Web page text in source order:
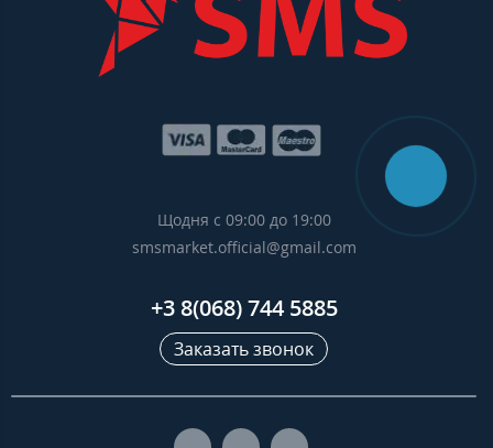
Щодня с 09:00 до 19:00
smsmarket.official@gmail.com
+3 8(068) 744 5885
Заказать звонок